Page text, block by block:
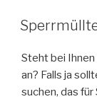
AM
Steht bei
an? Falls ja
suchen, das